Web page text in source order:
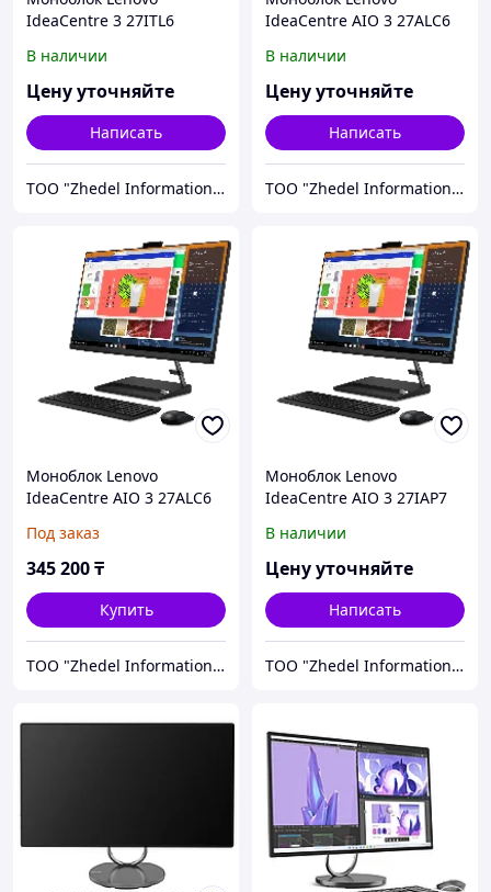
IdeaCentre 3 27ITL6
В наличии
Цену уточняйте
Написать
ТОО "Zhedel Information Systems"
IdeaCentre AIO 3 27ALC6
В наличии
Цену уточняйте
Написать
ТОО "Zhedel Information Systems"
Моноблок Lenovo
IdeaCentre AIO 3 27ALC6
Под заказ
345 200₸
Купить
ТОО "Zhedel Information Systems"
Моноблок Lenovo
IdeaCentre AIO 3 27IAP7
В наличии
Цену уточняйте
Написать
ТОО "Zhedel Information Systems"